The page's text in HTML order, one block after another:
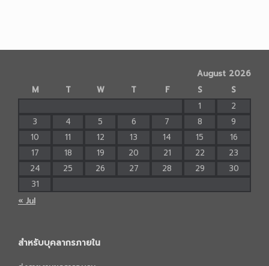
August 2026
M
T W T F S
S
1
2
3
4 5 6 7 8
9
10
11 12 13 14 15
16
17
18 19 20 21 22
23
24
25 26 27 28 29
30
31
« Jul
สำหรับบุคลากรภายใน